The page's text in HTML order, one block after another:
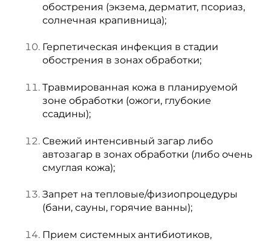
обострения (экзема, дерматит, псориаз,
солнечная крапивница);
Герпетическая инфекция в стадии
обострения в зонах обработки;
Травмированная кожа в планируемой
зоне обработки (ожоги, глубокие
ссадины);
Свежий интенсивный загар либо
автозагар в зонах обработки (либо очень
смуглая кожа);
Запрет на тепловые/физиопроцедуры
(бани, сауны, горячие ванны);
Прием системных антибиотиков,